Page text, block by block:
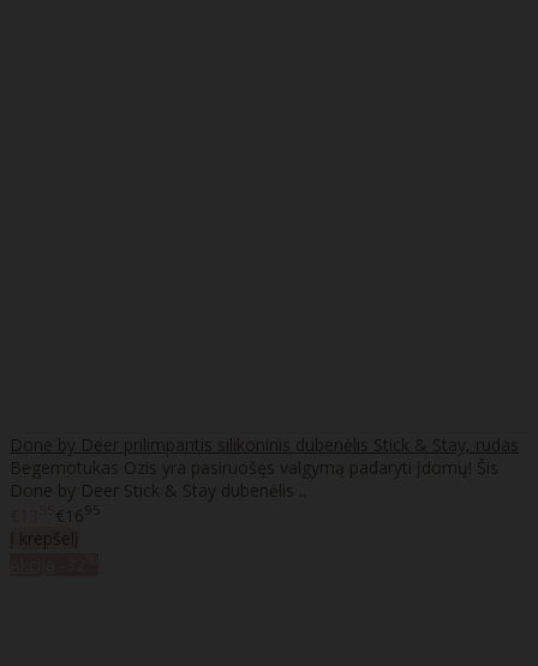
Done by Deer prilimpantis silikoninis dubenėlis Stick & Stay, rudas
Begemotukas Ozis yra pasiruošęs valgymą padaryti įdomų! Šis
Done by Deer Stick & Stay dubenėlis ..
€1695